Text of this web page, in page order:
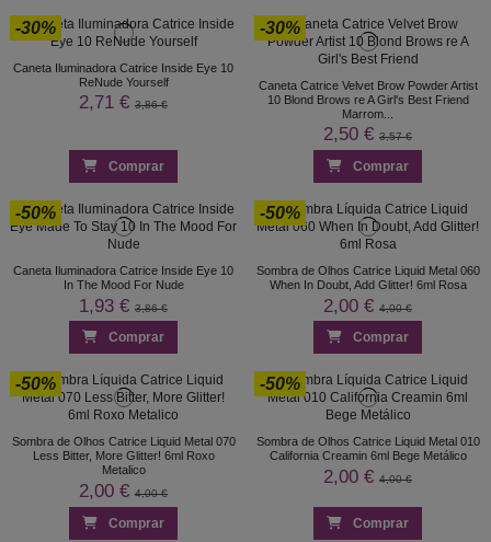
-30%
Caneta Iluminadora Catrice Inside Eye 10
ReNude Yourself
2,71 € 3,86 €
Comprar
-30%
Caneta Catrice Velvet Brow Powder Artist
10 Blond Brows re A Girl's Best Friend
Marrom...
2,50 € 3,57 €
Comprar
-50%
Caneta Iluminadora Catrice Inside Eye 10
In The Mood For Nude
1,93 € 3,86 €
Comprar
-50%
Sombra de Olhos Catrice Liquid Metal 060
When In Doubt, Add Glitter! 6ml Rosa
2,00 € 4,00 €
Comprar
-50%
Sombra de Olhos Catrice Liquid Metal 070
Less Bitter, More Glitter! 6ml Roxo
Metalico
2,00 € 4,00 €
Comprar
-50%
Sombra de Olhos Catrice Liquid Metal 010
California Creamin 6ml Bege Metálico
2,00 € 4,00 €
Comprar